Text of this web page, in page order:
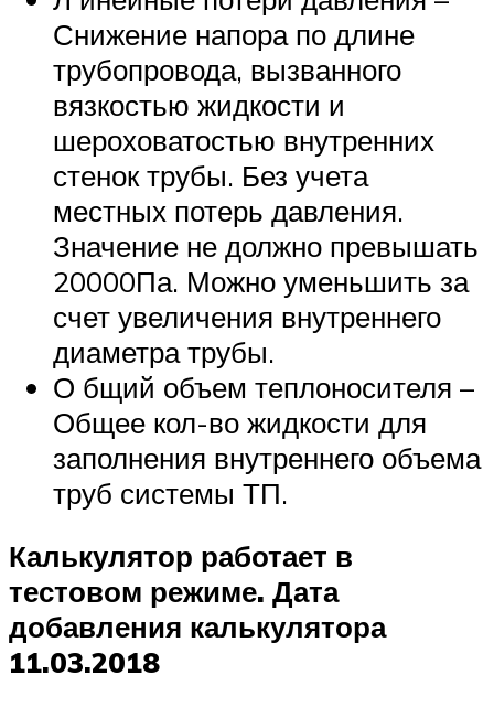
Снижение напора по длине
трубопровода, вызванного
вязкостью жидкости и
шероховатостью внутренних
стенок трубы. Без учета
местных потерь давления.
Значение не должно превышать
20000Па. Можно уменьшить за
счет увеличения внутреннего
диаметра трубы.
О бщий объем теплоносителя –
Общее кол-во жидкости для
заполнения внутреннего объема
труб системы ТП.
Калькулятор работает в
тестовом режиме. Дата
добавления калькулятора
11.03.2018